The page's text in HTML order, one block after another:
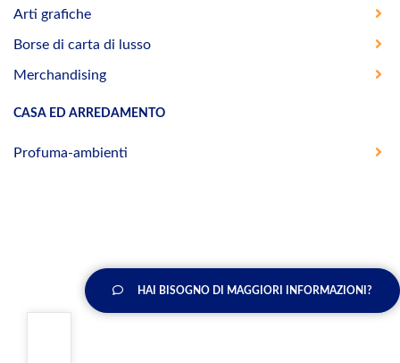
Arti grafiche
Borse di carta di lusso
Merchandising
CASA ED ARREDAMENTO
Profuma-ambienti
HAI BISOGNO DI MAGGIORI INFORMAZIONI?